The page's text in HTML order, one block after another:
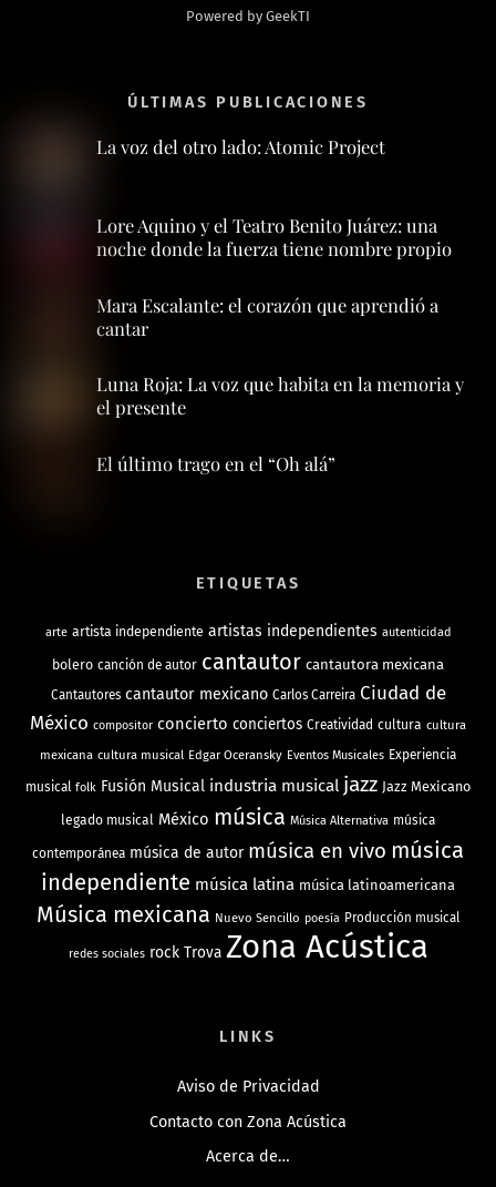
Powered by GeekTI
ÚLTIMAS PUBLICACIONES
La voz del otro lado: Atomic Project
Lore Aquino y el Teatro Benito Juárez: una
noche donde la fuerza tiene nombre propio
Mara Escalante: el corazón que aprendió a
cantar
Luna Roja: La voz que habita en la memoria y
el presente
El último trago en el “Oh alá”
ETIQUETAS
arte artista independiente artistas independientes autenticidad
bolero canción de autor cantautor cantautora mexicana
Cantautores cantautor mexicano Carlos Carreira Ciudad de
México compositor concierto conciertos Creatividad cultura cultura
mexicana cultura musical Edgar Oceransky Eventos Musicales Experiencia
musical folk Fusión Musical industria musical jazz Jazz Mexicano
legado musical México música Música Alternativa música
contemporánea música de autor música en vivo música
independiente música latina música latinoamericana
Música mexicana Nuevo Sencillo poesía Producción musical
redes sociales rock Trova Zona Acústica
LINKS
Aviso de Privacidad
Contacto con Zona Acústica
Acerca de…